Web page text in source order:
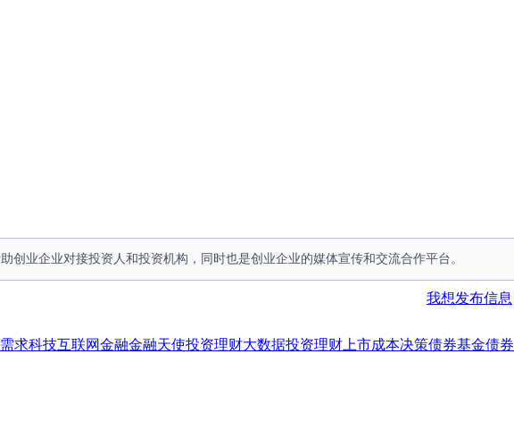
创业企业对接投资人和投资机构，同时也是创业企业的媒体宣传和交流合作平台。
我想发布信息
需求科技互联网金融金融天使投资理财大数据投资理财上市成本决策债券基金债券